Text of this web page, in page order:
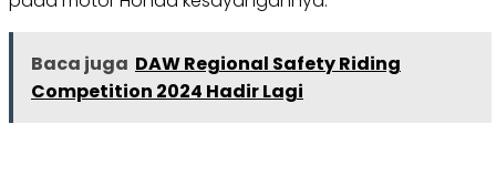
Baca juga DAW Regional Safety Riding
Competition 2024 Hadir Lagi